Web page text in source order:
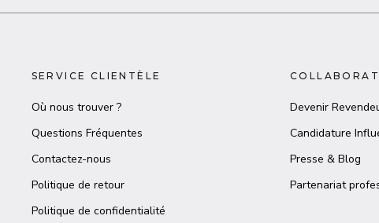
SERVICE CLIENTÈLE
Où nous trouver ?
Questions Fréquentes
Contactez-nous
Politique de retour
Politique de confidentialité
Devenir
Candidature
Presse & Blog
Partenariat